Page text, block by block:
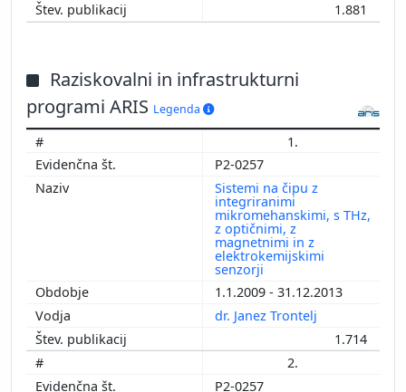
1.881
Raziskovalni in infrastrukturni
programi ARIS Legenda
1.
P2-0257
Sistemi na čipu z
integriranimi
mikromehanskimi, s THz,
z optičnimi, z
magnetnimi in z
elektrokemijskimi
senzorji
1.1.2009 - 31.12.2013
dr. Janez Trontelj
1.714
2.
P2-0257